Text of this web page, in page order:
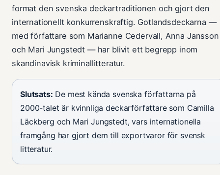
format den svenska deckartraditionen och gjort den
internationellt konkurrenskraftig. Gotlandsdeckarna —
med författare som Marianne Cedervall, Anna Jansson
och Mari Jungstedt — har blivit ett begrepp inom
skandinavisk kriminallitteratur.
Slutsats: De mest kända svenska författarna på
2000-talet är kvinnliga deckarförfattare som Camilla
Läckberg och Mari Jungstedt, vars internationella
framgång har gjort dem till exportvaror för svensk
litteratur.